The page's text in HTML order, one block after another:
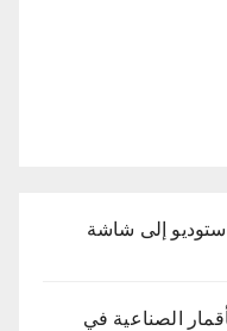
إلى شاشة
الصناعية في